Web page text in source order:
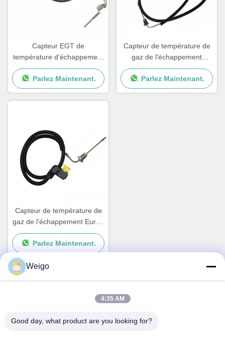
Capteur EGT de
température d'échappement
de camion pour SCANIA OE
2265872 2253825 1882567
Parlez Maintenant.
Capteur de température de
gaz de l'échappement
0075424618 pour Mercedes
Benz Truck A0075424618
Parlez Maintenant.
Capteur de température de
gaz de l'échappement Euro6
pour OEM 75424918 de
Mercedes Benz 0105423518
A0075424918
Parlez Maintenant.
Adresse
Weigo
4:35 AM
Good day, what product are you looking for?